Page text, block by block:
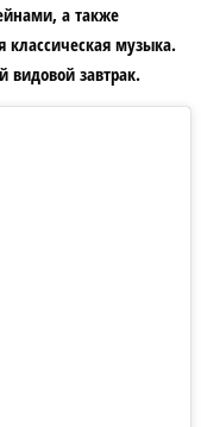
а также
классическая музыка.
видовой завтрак.